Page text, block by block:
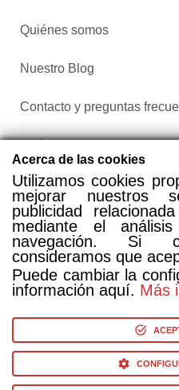
Quiénes somos
Nuestro Blog
Contacto y preguntas
Configurar cookies
Compra entradas a través de
de 25
© Copyright 2014-2026
Reserved
Acerca de las cookies
Utilizamos cookies
mejorar nuestros
publicidad
mediante el
navegación. Si
consideramos que
Puede cambiar la
información aquí. Más